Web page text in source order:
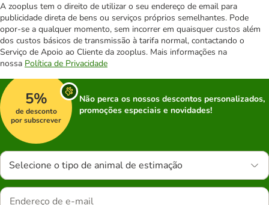
A zooplus tem o direito de utilizar o seu endereço de email para
publicidade direta de bens ou serviços próprios semelhantes. Pode
opor-se a qualquer momento, sem incorrer em quaisquer custos além
dos custos básicos de transmissão à tarifa normal, contactando o
Serviço de Apoio ao Cliente da zooplus. Mais informações na
nossa Política de Privacidade
5%
de desconto
por subscrever
Não perca os nossos descontos personalizados,
promoções especiais e novidades!
Selecione o tipo de animal de estimação